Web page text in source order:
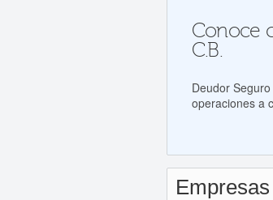
Conoce
C.B.
Deudor
operaciones a